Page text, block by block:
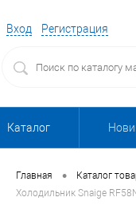
Вход Регистрация
Каталог
Главная • Каталог
Холодильник Snaige